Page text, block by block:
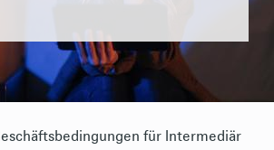
für Intermediär